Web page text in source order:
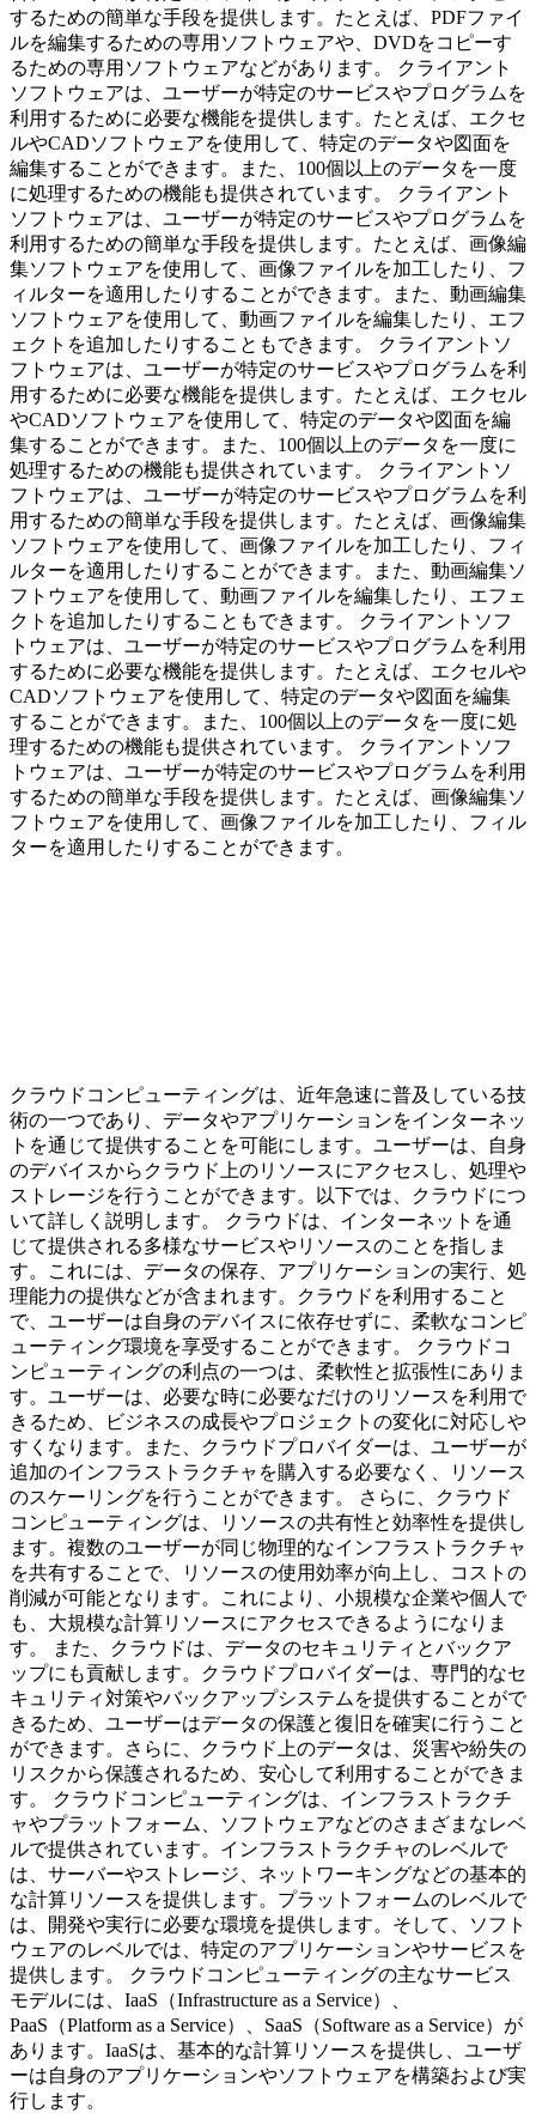
するための簡単な手段を提供します。たとえば、PDFファイ
ルを編集するための専用ソフトウェアや、DVDをコピーす
るための専用ソフトウェアなどがあります。 クライアント
ソフトウェアは、ユーザーが特定のサービスやプログラムを
利用するために必要な機能を提供します。たとえば、エクセ
ルやCADソフトウェアを使用して、特定のデータや図面を
編集することができます。また、100個以上のデータを一度
に処理するための機能も提供されています。 クライアント
ソフトウェアは、ユーザーが特定のサービスやプログラムを
利用するための簡単な手段を提供します。たとえば、画像編
集ソフトウェアを使用して、画像ファイルを加工したり、フ
ィルターを適用したりすることができます。また、動画編集
ソフトウェアを使用して、動画ファイルを編集したり、エフ
ェクトを追加したりすることもできます。 クライアントソ
フトウェアは、ユーザーが特定のサービスやプログラムを利
用するために必要な機能を提供します。たとえば、エクセル
やCADソフトウェアを使用して、特定のデータや図面を編
集することができます。また、100個以上のデータを一度に
処理するための機能も提供されています。 クライアントソ
フトウェアは、ユーザーが特定のサービスやプログラムを利
用するための簡単な手段を提供します。たとえば、画像編集
ソフトウェアを使用して、画像ファイルを加工したり、フィ
ルターを適用したりすることができます。また、動画編集ソ
フトウェアを使用して、動画ファイルを編集したり、エフェ
クトを追加したりすることもできます。 クライアントソフ
トウェアは、ユーザーが特定のサービスやプログラムを利用
するために必要な機能を提供します。たとえば、エクセルや
CADソフトウェアを使用して、特定のデータや図面を編集
することができます。また、100個以上のデータを一度に処
理するための機能も提供されています。 クライアントソフ
トウェアは、ユーザーが特定のサービスやプログラムを利用
するための簡単な手段を提供します。たとえば、画像編集ソ
フトウェアを使用して、画像ファイルを加工したり、フィル
ターを適用したりすることができます。
クラウドコンピューティングは、近年急速に普及している技
術の一つであり、データやアプリケーションをインターネッ
トを通じて提供することを可能にします。ユーザーは、自身
のデバイスからクラウド上のリソースにアクセスし、処理や
ストレージを行うことができます。以下では、クラウドにつ
いて詳しく説明します。 クラウドは、インターネットを通
じて提供される多様なサービスやリソースのことを指しま
す。これには、データの保存、アプリケーションの実行、処
理能力の提供などが含まれます。クラウドを利用すること
で、ユーザーは自身のデバイスに依存せずに、柔軟なコンピ
ューティング環境を享受することができます。 クラウドコ
ンピューティングの利点の一つは、柔軟性と拡張性にありま
す。ユーザーは、必要な時に必要なだけのリソースを利用で
きるため、ビジネスの成長やプロジェクトの変化に対応しや
すくなります。また、クラウドプロバイダーは、ユーザーが
追加のインフラストラクチャを購入する必要なく、リソース
のスケーリングを行うことができます。 さらに、クラウド
コンピューティングは、リソースの共有性と効率性を提供し
ます。複数のユーザーが同じ物理的なインフラストラクチャ
を共有することで、リソースの使用効率が向上し、コストの
削減が可能となります。これにより、小規模な企業や個人で
も、大規模な計算リソースにアクセスできるようになりま
す。 また、クラウドは、データのセキュリティとバックア
ップにも貢献します。クラウドプロバイダーは、専門的なセ
キュリティ対策やバックアップシステムを提供することがで
きるため、ユーザーはデータの保護と復旧を確実に行うこと
ができます。さらに、クラウド上のデータは、災害や紛失の
リスクから保護されるため、安心して利用することができま
す。 クラウドコンピューティングは、インフラストラクチ
ャやプラットフォーム、ソフトウェアなどのさまざまなレベ
ルで提供されています。インフラストラクチャのレベルで
は、サーバーやストレージ、ネットワーキングなどの基本的
な計算リソースを提供します。プラットフォームのレベルで
は、開発や実行に必要な環境を提供します。そして、ソフト
ウェアのレベルでは、特定のアプリケーションやサービスを
提供します。 クラウドコンピューティングの主なサービス
モデルには、IaaS（Infrastructure as a Service）、
PaaS（Platform as a Service）、SaaS（Software as a Service）が
あります。IaaSは、基本的な計算リソースを提供し、ユーザ
ーは自身のアプリケーションやソフトウェアを構築および実
行します。